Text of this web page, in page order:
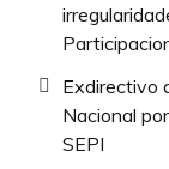
Exdirectivo
Nacional
SEPI